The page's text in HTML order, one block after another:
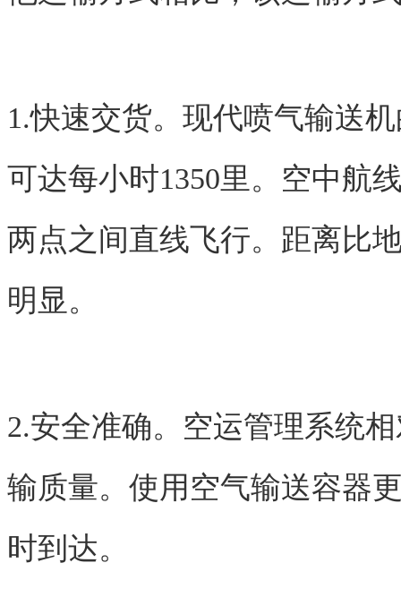
1.快速交货。现代喷气输送
可达每小时1350里。空中航
两点之间直线飞行。距离比
明显。
2.安全准确。空运管理系统
输质量。使用空气输送容器
时到达。